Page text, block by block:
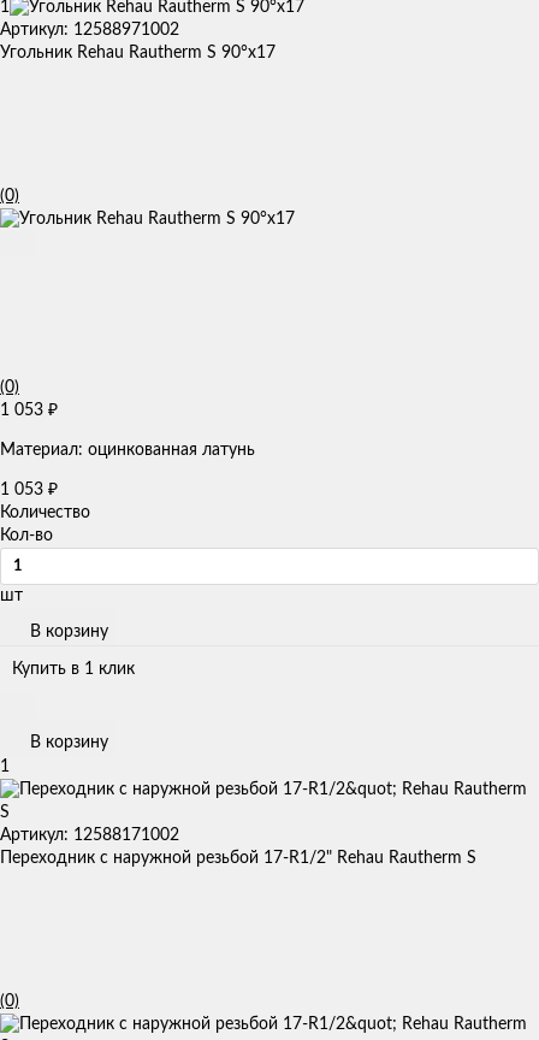
1
Артикул: 12588971002
Угольник Rehau Rautherm S 90°x17
(0)
(0)
1 053 ₽
Материал: оцинкованная латунь
1 053 ₽
Количество
Кол-во
шт
В корзину
Купить в 1 клик
В корзину
1
Артикул: 12588171002
Переходник с наружной резьбой 17-R1/2" Rehau Rautherm S
(0)